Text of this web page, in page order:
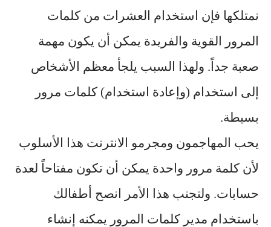
نمتلكها فإن استخدام العشرات من كلمات
المرور القوية والفريدة يمكن أن يكون مهمة
صعبة جداً. ولهذا السبب يلجأ معظم الأشخاص
إلى استخدام (وإعادة استخدام) كلمات مرور
بسيطة.
يحب المهاجمون ومجرمو الانترنت هذا الأسلوب
لأن كلمة مرور واحدة يمكن أن تكون مفتاحاً لعدة
حسابات. ولتجنب هذا الأمر انصح أطفالك
باستخدام مدير كلمات المرور يمكنه إنشاء